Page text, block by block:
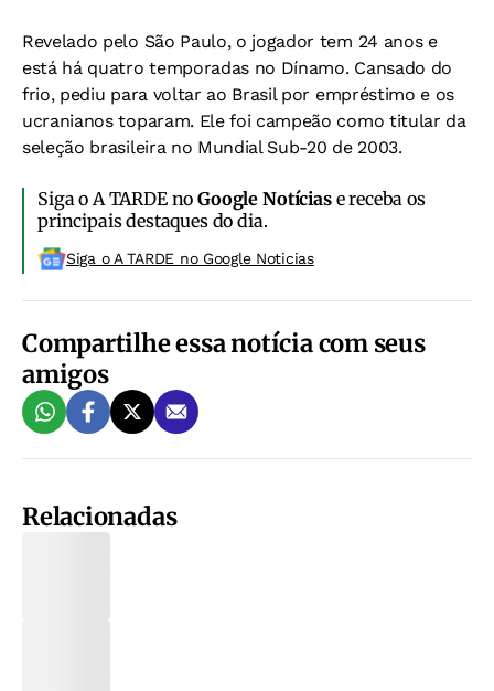
Revelado pelo São Paulo, o jogador tem 24 anos e
está há quatro temporadas no Dínamo. Cansado do
frio, pediu para voltar ao Brasil por empréstimo e os
ucranianos toparam. Ele foi campeão como titular da
seleção brasileira no Mundial Sub-20 de 2003.
Siga o A TARDE noGoogle Notíciase receba os
principais destaques do dia.
Siga o A TARDE no Google Noticias
Compartilhe essa notícia com seus
amigos
Relacionadas